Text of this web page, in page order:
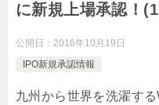
に新規上場承認！
公開日： 2016年10月19日
IPO新規承認情報
九州から世界を洗濯す